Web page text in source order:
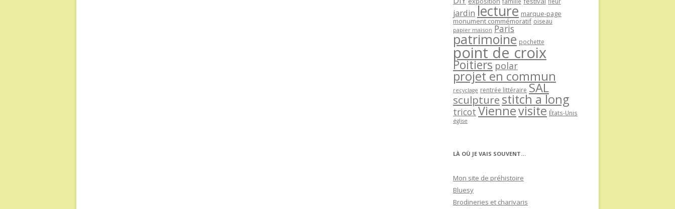
jardin lecture marque-page
monument commémoratif oiseau
papier maison Paris
patrimoine pochette
point de croix
Poitiers polar
projet en commun
recyclage rentrée littéraire SAL
sculpture stitch a long
tricot Viennevisite États-Unis
église
LÀ OÙ JE VAIS SOUVENT…
Mon site de préhistoire
Bluesy
Brodineries et charivaris